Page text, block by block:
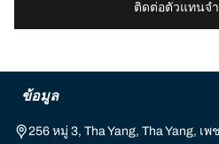
ติดต่อตัวแทนจ
ข้อมูล
256 หมู่ 3, Tha Yang, Tha Yang, เพ